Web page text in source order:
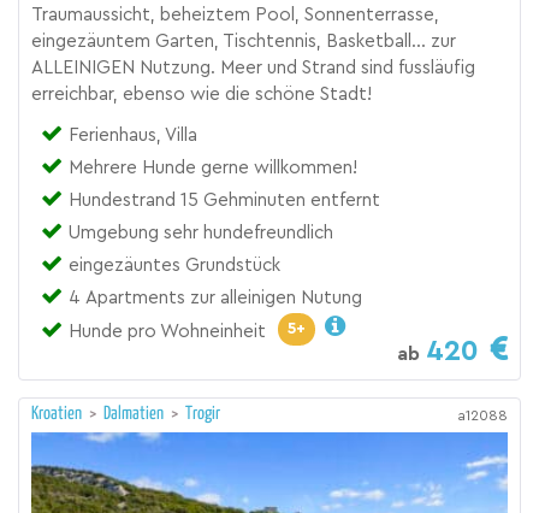
Traumaussicht, beheiztem Pool, Sonnenterrasse,
eingezäuntem Garten, Tischtennis, Basketball... zur
ALLEINIGEN Nutzung. Meer und Strand sind fussläufig
erreichbar, ebenso wie die schöne Stadt!
Ferienhaus, Villa
Mehrere Hunde gerne willkommen!
Hundestrand 15 Gehminuten entfernt
Umgebung sehr hundefreundlich
eingezäuntes Grundstück
4 Apartments zur alleinigen Nutung
Hunde pro Wohneinheit
5+
ab 420
Kroatien > Dalmatien > Trogir a12088